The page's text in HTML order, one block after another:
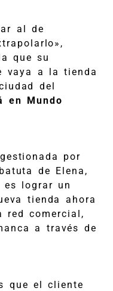
al de
que su
vaya a la tienda
del
en Mundo
por
de Elena,
lograr un
tienda ahora
red comercial,
a través de
que el cliente